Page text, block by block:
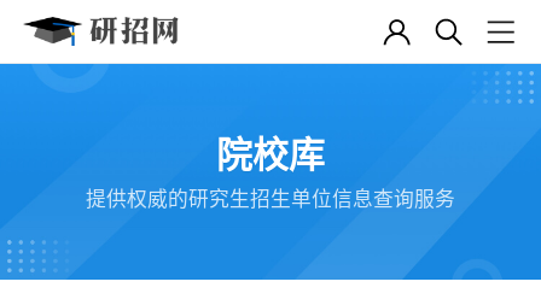
院校库
提供权威的研究生招生单位信息查询服务